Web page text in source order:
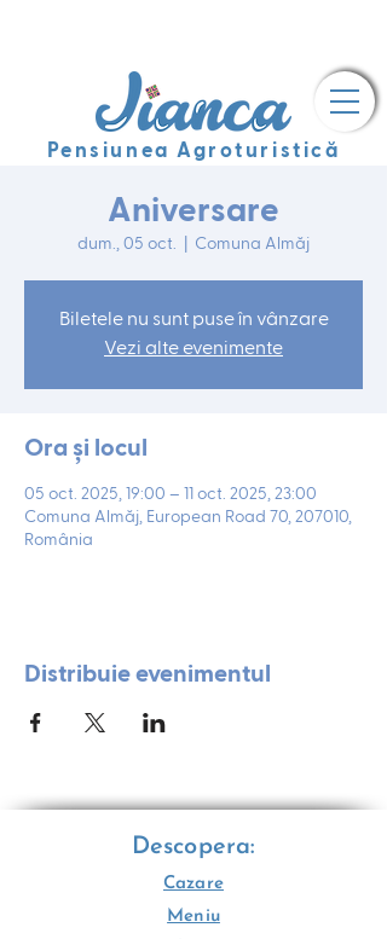
Pensiunea Agroturistică
Aniversare
dum., 05 oct. Comuna Almăj
Biletele nu sunt puse în vânzare
Vezi alte evenimente
Ora și locul
05 oct. 2025, 19:00 – 11 oct. 2025, 23:00
Comuna Almăj, European Road 70, 207010,
România
Distribuie evenimentul
Descopera:
Cazare
Meniu